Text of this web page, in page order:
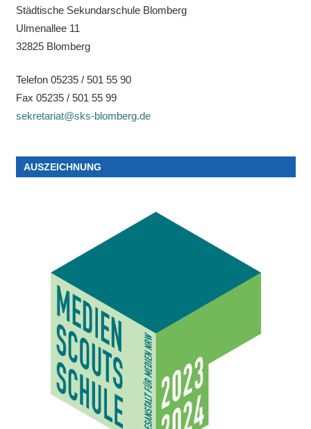
Städtische Sekundarschule Blomberg
Ulmenallee 11
32825 Blomberg
Telefon 05235 / 501 55 90
Fax 05235 / 501 55 99
sekretariat@sks-blomberg.de
AUSZEICHNUNG